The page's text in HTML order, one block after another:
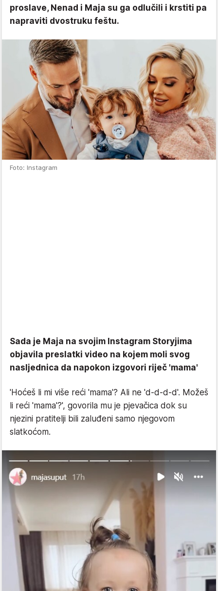
proslave, Nenad i Maja su ga odlučili i krstiti pa
napraviti dvostruku feštu.
Foto: Instagram
Sada je Maja na svojim Instagram Storyjima
objavila preslatki video na kojem moli svog
nasljednica da napokon izgovori riječ 'mama'
'Hoćeš li mi više reći 'mama'? Ali ne 'd-d-d-d'. Možeš
li reći 'mama'?', govorila mu je pjevačica dok su
njezini pratitelji bili zaluđeni samo njegovom
slatkoćom.